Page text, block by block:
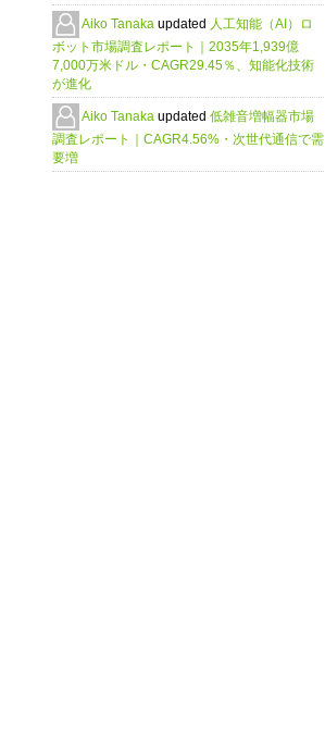
Aiko Tanaka updated 人工知能（AI）ロ
ボット市場調査レポート｜2035年1,939億
7,000万米ドル・CAGR29.45％、知能化技術
が進化
Aiko Tanaka updated 低雑音増幅器市場
調査レポート｜CAGR4.56%・次世代通信で需
要増